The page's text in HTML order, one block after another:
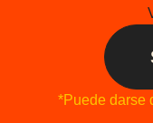
*Puede darse